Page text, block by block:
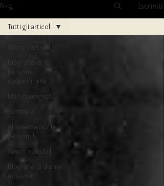
Blog Iscriviti
Tutti gli articoli
Biografie di
straordinarie
Libri consigliati
Scrittura
Alcune memorie
personali
Amori possibili
Biografie di donne
notevoli
Tutti gli articoli